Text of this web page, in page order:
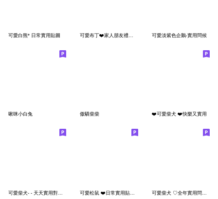
可愛白熊* 日常實用貼圖 可愛淡紫色企鵝-實用問候
啾咪小白兔 傲驕柴柴 ❤️可愛柴犬 ❤️快樂又實用